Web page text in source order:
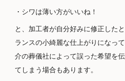
・シワは薄い方がいいね！
と、加工者が自分好みに修正した
ランスの小綺麗な仕上がりになっ
介の葬儀社によって誤った希望を
てしまう場合もあります。